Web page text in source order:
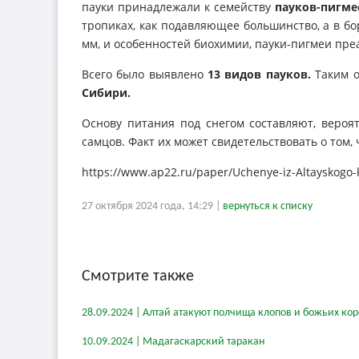
пауки принадлежали к семейству пауков-
тропиках, как подавляющее большинство, а в
мм, и особенностей биохимии, пауки-пигмеи
Всего было выявлено13 видов пауков.Таким
Сибири.
Основу питания под снегом составляют,
самцов. Факт их может свидетельствовать о
https://www.ap22.ru/paper/Uchenye-iz-
27 октября 2024 года, 14:29 | вернуться к списку
Смотрите также
28.09.2024 | Алтай атакуют полчища клопов и божьих
10.09.2024 | Мадагаскарский таракан